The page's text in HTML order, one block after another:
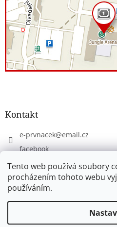
Tento web používá soubory
procházením tohoto webu
používáním.
Kontakt
e-prvnacek@email.cz
facebook
eprvnacek